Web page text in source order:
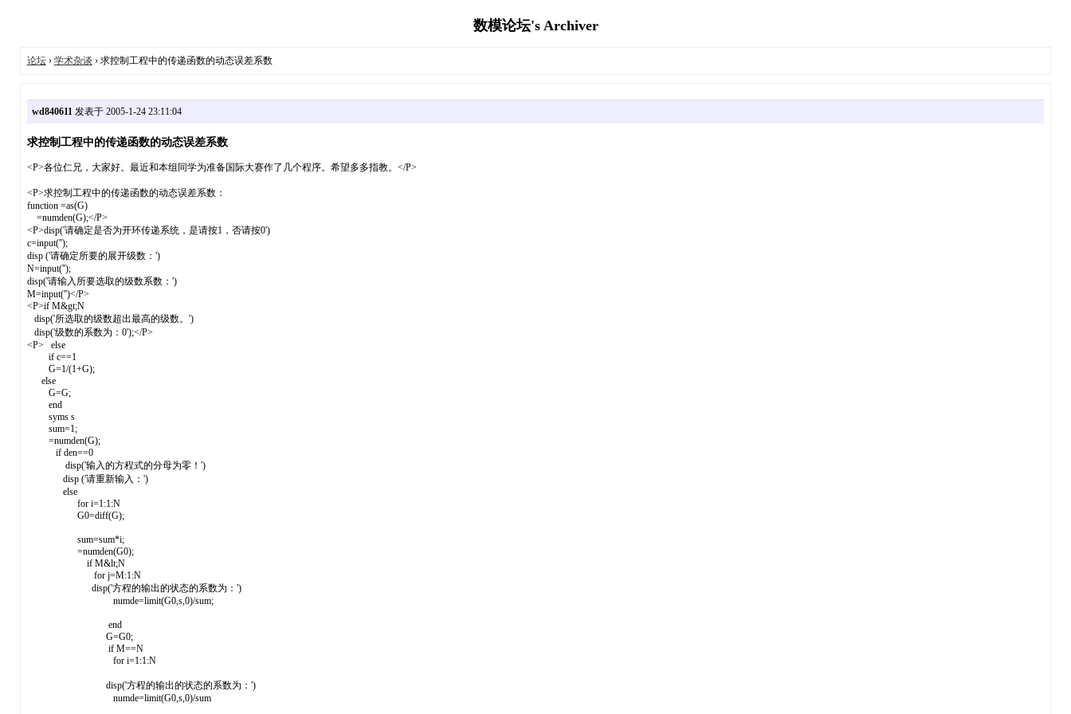
数模论坛's Archiver
论坛› 学术杂谈 › 求控制工程中的传递函数的动态误差系数
wd840611发表于 2005-1-24 23:11:04
求控制工程中的传递函数的动态误差系数
<P>各位仁兄，大家好。最近和本组同学为准备国际大赛作了几个程序。希望多多指教。</P>
<P>求控制工程中的传递函数的动态误差系数：
function =as(G)
=numden(G);</P>
<P>disp('请确定是否为开环传递系统，是请按1，否请按0')
c=input('');
disp ('请确定所要的展开级数：')
N=input('');
disp('请输入所要选取的级数系数：')
M=input('')</P>
<P>if M&gt;N
disp('所选取的级数超出最高的级数。')
disp('级数的系数为：0');</P>
<P> else
if c==1
G=1/(1+G);
else
G=G;
end
syms s
sum=1;
=numden(G);
if den==0
disp('输入的方程式的分母为零！')
disp ('请重新输入：')
else
for i=1:1:N
G0=diff(G);
sum=sum*i;
=numden(G0);
if M&lt;N
for j=M:1:N
disp('方程的输出的状态的系数为：')
numde=limit(G0,s,0)/sum;
end
G=G0;
if M==N
for i=1:1:N
disp('方程的输出的状态的系数为：')
numde=limit(G0,s,0)/sum